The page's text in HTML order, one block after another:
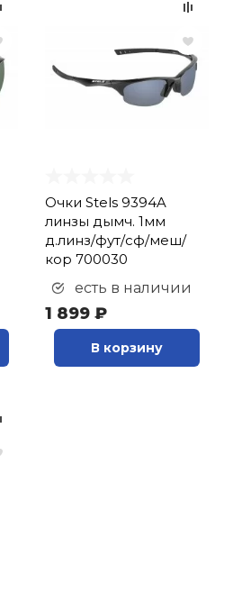
Очки Stels 9394A
линзы дымч. 1мм
д.линз/фут/сф/меш/
кор 700030
есть в наличии
1 899 ₽
В корзину